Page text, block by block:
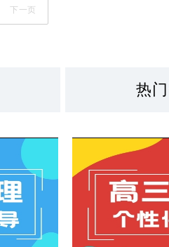
下一页
热